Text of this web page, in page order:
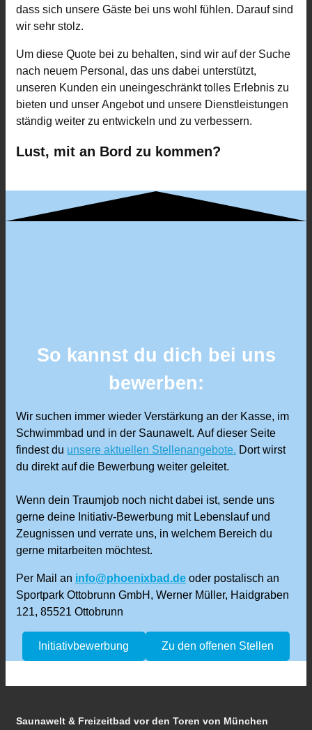
dass sich unsere Gäste bei uns wohl fühlen. Darauf sind
wir sehr stolz.
Um diese Quote bei zu behalten, sind wir auf der Suche
nach neuem Personal, das uns dabei unterstützt,
unseren Kunden ein uneingeschränkt tolles Erlebnis zu
bieten und unser Angebot und unsere Dienstleistungen
ständig weiter zu entwickeln und zu verbessern.
Lust, mit an Bord zu kommen?
So kannst du dich bei uns
bewerben:
Wir suchen immer wieder Verstärkung an der Kasse, im
Schwimmbad und in der Saunawelt. Auf dieser Seite
findest du unsere aktuellen Stellenangebote. Dort wirst
du direkt auf die Bewerbung weiter geleitet.
Wenn dein Traumjob noch nicht dabei ist, sende uns
gerne deine Initiativ-Bewerbung mit Lebenslauf und
Zeugnissen und verrate uns, in welchem Bereich du
gerne mitarbeiten möchtest.
Per Mail an info@phoenixbad.de oder postalisch an
Sportpark Ottobrunn GmbH, Werner Müller, Haidgraben
121, 85521 Ottobrunn
Initiativbewerbung Zu den offenen Stellen
Saunawelt & Freizeitbad vor den Toren von München